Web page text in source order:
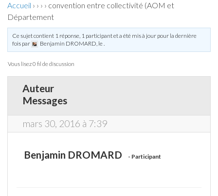
Accueil › › › › convention entre collectivité (AOM et
Département
Ce sujet contient 1 réponse, 1 participant et a été mis à jour pour la dernière
fois par
Benjamin DROMARD, le.
Vous lisez 0 fil de discussion
Auteur
Messages
mars 30, 2016 à 7:39
Benjamin DROMARD Participant